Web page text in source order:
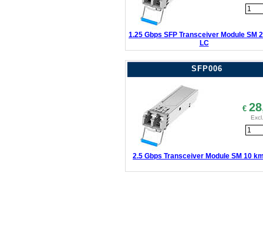
1.25 Gbps SFP Transceiver Module SM
LC
SFP006
€
2.5 Gbps Transceiver Module SM 10